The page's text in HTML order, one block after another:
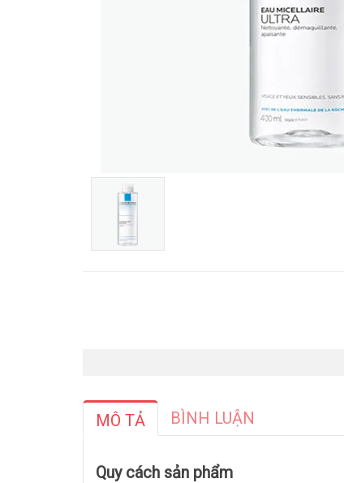
MÔ TẢ BÌNH LUẬN
Quy cách sản phẩm